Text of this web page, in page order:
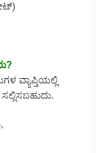
ವ್ಯಾಪ್ತಿಯಲ್ಲಿ